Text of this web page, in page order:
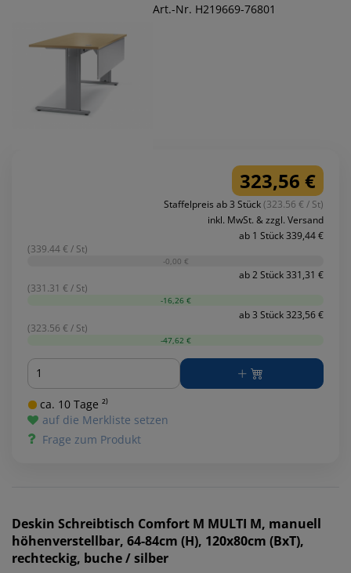
Art.-Nr. H219669-76801
323,56 €
Staffelpreis ab 3 Stück(323.56 € / St)
inkl. MwSt. & zzgl. Versand
ab 1 Stück 339,44 €
(339.44 € / St)
-0,00 €
ab 2 Stück 331,31 €
(331.31 € / St)
-16,26 €
ab 3 Stück 323,56 €
(323.56 € / St)
-47,62 €
Menge
ca. 10 Tage ²⁾
auf die Merkliste setzen
Frage zum Produkt
Deskin Schreibtisch Comfort M MULTI M, manuell
höhenverstellbar, 64-84cm (H), 120x80cm (BxT),
rechteckig, buche / silber